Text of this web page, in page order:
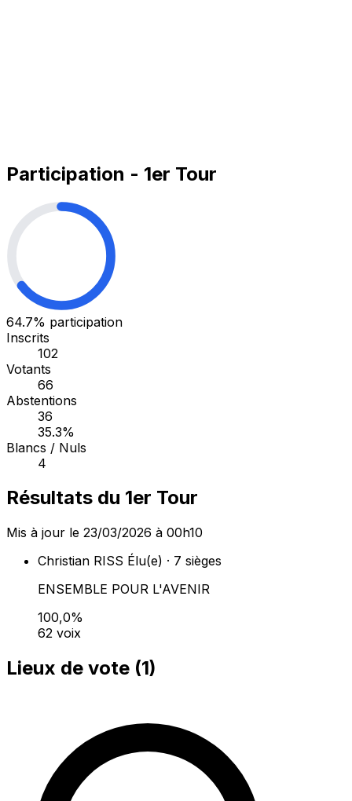
Participation - 1er Tour
64.7% participation
Inscrits
102
Votants
66
Abstentions
36
35.3%
Blancs / Nuls
4
Résultats du 1er Tour
Mis à jour le 23/03/2026 à 00h10
Christian RISS Élu(e) · 7 sièges
ENSEMBLE POUR L'AVENIR
100,0%
62 voix
Lieux de vote (1)